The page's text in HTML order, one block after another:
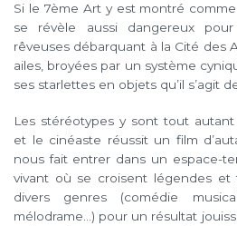
Si le 7ème Art y est montré
se révèle aussi dangereux
rêveuses débarquant à la Cité des
ailes, broyées par un système
ses starlettes en objets qu’il s’agit
Les stéréotypes y sont tout
et le cinéaste réussit un film
nous fait entrer dans un espace-
vivant où se croisent légendes et
divers genres (comédie
mélodrame…) pour un résultat